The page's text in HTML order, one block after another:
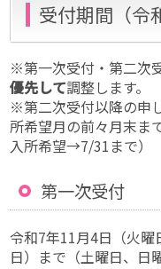
受付期間（令
※第一次受付・第二次
優先して調整します。
※第二次受付以降の申
所希望月の前々月末ま
入所希望→7/31まで）
第一次受付
令和7年11月4日（火
日）まで（土曜日、日